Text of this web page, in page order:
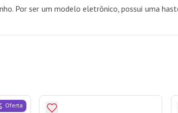
Por ser um modelo eletrônico, possui uma
Oferta